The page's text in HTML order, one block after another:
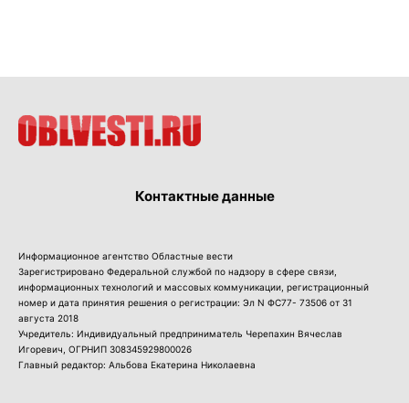
Контактные данные
Информационное агентство Областные вести
Зарегистрировано Федеральной службой по надзору в сфере связи,
информационных технологий и массовых коммуникации, регистрационный
номер и дата принятия решения о регистрации: Эл N ФС77- 73506 от 31
августа 2018
Учредитель: Индивидуальный предприниматель Черепахин Вячеслав
Игоревич, ОГРНИП 308345929800026
Главный редактор: Альбова Екатерина Николаевна